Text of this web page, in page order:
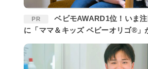
PR
ベビモAWARD1位！いま注目の〈赤ちゃん腸活〉
に「ママ＆キッズ ベビーオリゴ®」